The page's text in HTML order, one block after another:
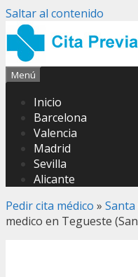
Saltar al contenido
Menú
Inicio
Barcelona
Valencia
Madrid
Sevilla
Alicante
Pedir cita médico »
medico en Tegueste